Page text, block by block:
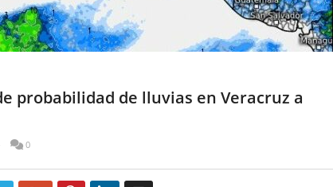
probabilidad de lluvias en Veracruz a
0